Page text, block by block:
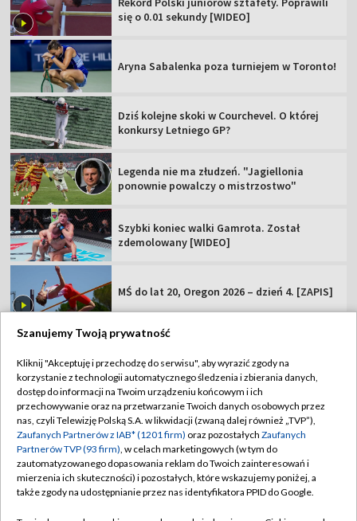
się o 0.01 sekundy [WIDEO]
Aryna Sabalenka poza turniejem w Toronto!
Dziś kolejne skoki w Courchevel. O której
konkursy Letniego GP?
Legenda nie ma złudzeń. "Jagiellonia
ponownie powalczy o mistrzostwo"
Szybki koniec walki Gamrota. Został
zdemolowany [WIDEO]
MŚ do lat 20, Oregon 2026 – dzień 4. [ZAPIS]
TVP
Abonament TVP
Sklep TVP
Biuro Reklamy
Oferta Handlowa
Regulamin TVP
Polityka prywatności
Moje zgody
Biuro reklamy
Szanujemy Twoją prywatność
Kliknij "Akceptuję i przechodzę do serwisu", aby wyrazić zgody na
korzystanie z technologii automatycznego śledzenia i zbierania danych,
dostęp do informacji na Twoim urządzeniu końcowym i ich
przechowywanie oraz na przetwarzanie Twoich danych osobowych przez
nas, czyli Telewizję Polską S.A. w likwidacji (zwaną dalej również „TVP”),
Zaufanych Partnerów z IAB* (1201 firm) oraz pozostałych Zaufanych
Partnerów TVP (93 firm), w celach marketingowych (w tym do
zautomatyzowanego dopasowania reklam do Twoich zainteresowań i
mierzenia ich skuteczności) i pozostałych, które wskazujemy poniżej, a
także zgody na udostępnianie przez nas identyfikatora PPID do Google.